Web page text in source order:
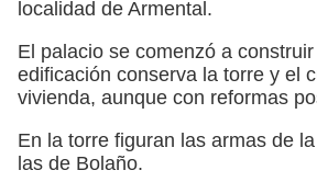
localidad de Armental.
El palacio se comenzó a
edificación conserva la torre y el
vivienda, aunque con reformas
En la torre figuran las armas de
las de Bolaño.